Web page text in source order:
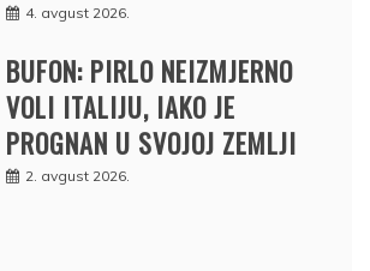
4. avgust 2026.
BUFON: PIRLO NEIZMJERNO
VOLI ITALIJU, IAKO JE
PROGNAN U SVOJOJ ZEMLJI
2. avgust 2026.